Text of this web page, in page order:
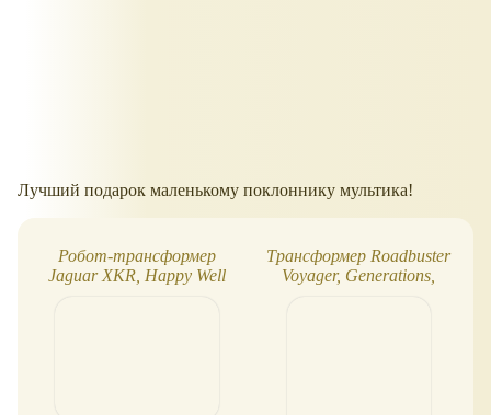
Лучший подарок маленькому поклоннику мультика!
Робот-трансформер
Jaguar XKR, Happy Well
Трансформер Roadbuster
Voyager, Generations,